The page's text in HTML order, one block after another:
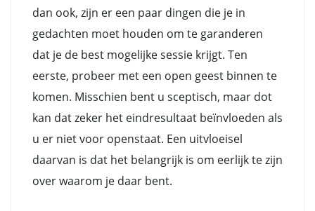
dan ook, zijn er een paar dingen die je in
gedachten moet houden om te garanderen
dat je de best mogelijke sessie krijgt. Ten
eerste, probeer met een open geest binnen te
komen. Misschien bent u sceptisch, maar dot
kan dat zeker het eindresultaat beïnvloeden als
u er niet voor openstaat. Een uitvloeisel
daarvan is dat het belangrijk is om eerlijk te zijn
over waarom je daar bent.